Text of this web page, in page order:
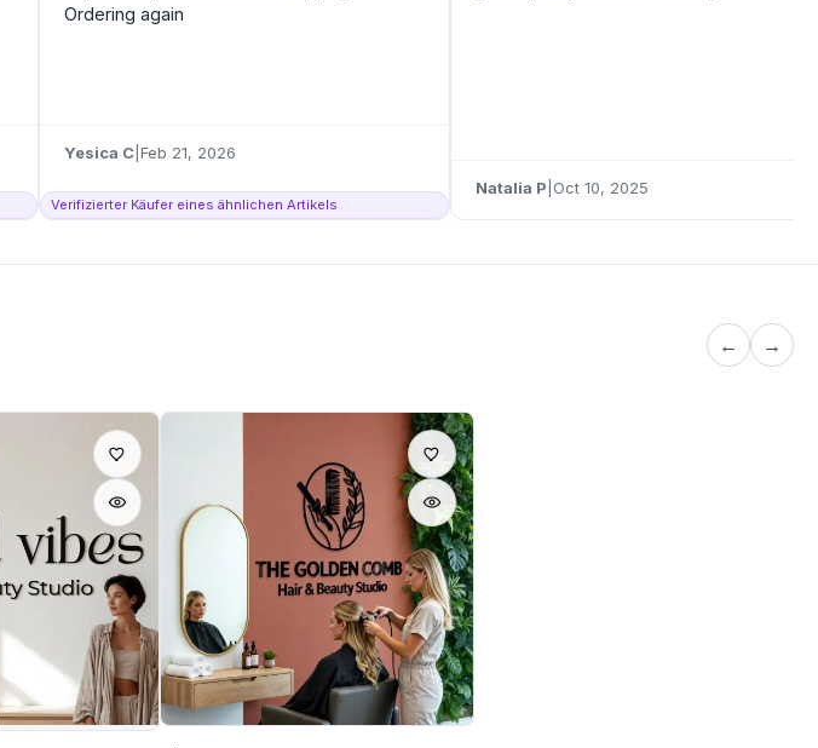
Ordering again
Yesica C Feb 21, 2026
Verifizierter Käufer eines ähnlichen Artikels
Natalia P Oct 10, 2025
← →